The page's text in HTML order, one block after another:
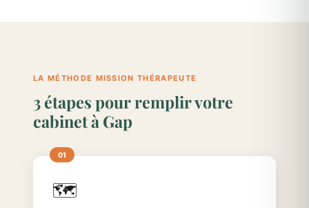
LA MÉTHODE MISSION THÉRAPEUTE
3 étapes pour remplir votre
cabinet à Gap
🗺️